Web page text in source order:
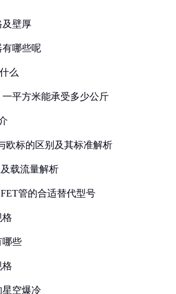
及壁厚
有哪些呢
么
平方米能承受多少公斤
欧标的区别及其标准解析
载流量解析
管的合适替代型号
格
哪些
格
星空爆冷